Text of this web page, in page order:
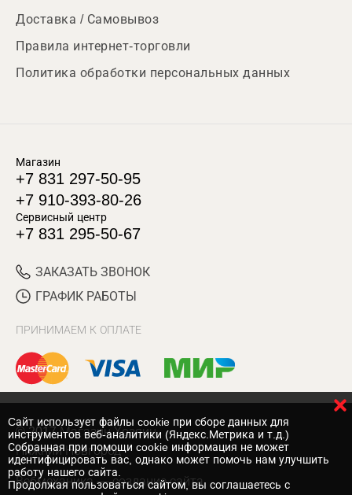
Доставка / Самовывоз
Правила интернет-торговли
Политика обработки персональных данных
Магазин
+7 831 297-50-95
+7 910-393-80-26
Сервисный центр
+7 831 295-50-67
ЗАКАЗАТЬ ЗВОНОК
ГРАФИК РАБОТЫ
ПРИНИМАЕМ К ОПЛАТЕ
© 2017 Магазин Хозяин
Нижний Новгород
Вебмеханика — создание сайта
Cайт использует файлы cookie при сборе данных для
инструментов веб-аналитики (Яндекс.Метрика и т.д.)
Собранная при помощи cookie информация не может
идентифицировать вас, однако может помочь нам улучшить
работу нашего сайта.
Продолжая пользоваться сайтом, вы соглашаетесь с